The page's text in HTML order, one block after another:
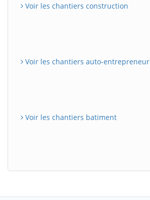
Voir les chantiers construction
Voir les chantiers auto-entrepreneur
Voir les chantiers batiment